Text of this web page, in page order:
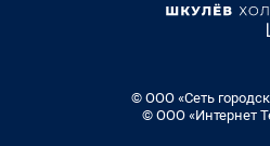
© ООО «Сеть
© ООО «Интернет